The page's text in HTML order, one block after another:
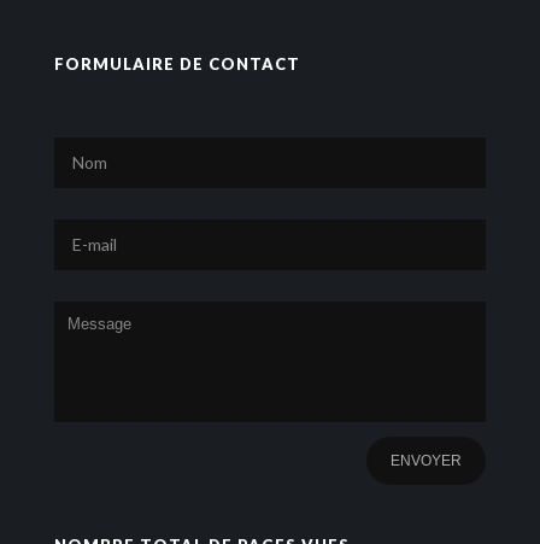
FORMULAIRE DE CONTACT